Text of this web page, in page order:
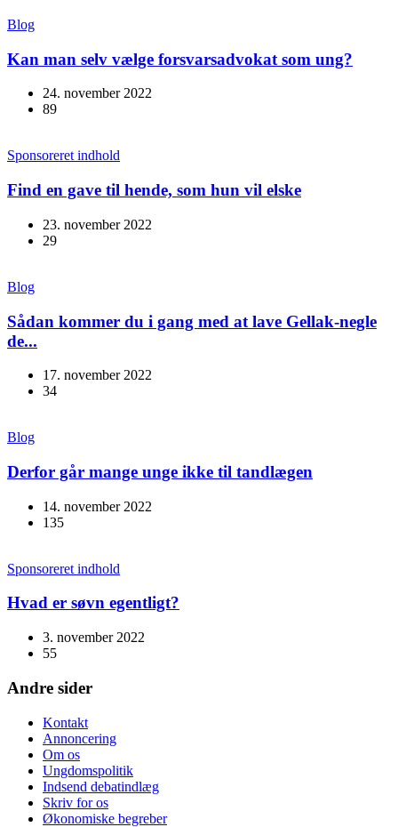
Blog
Kan man selv vælge forsvarsadvokat som ung?
24. november 2022
89
Sponsoreret indhold
Find en gave til hende, som hun vil elske
23. november 2022
29
Blog
Sådan kommer du i gang med at lave Gellak-negle
de...
17. november 2022
34
Blog
Derfor går mange unge ikke til tandlægen
14. november 2022
135
Sponsoreret indhold
Hvad er søvn egentligt?
3. november 2022
55
Andre sider
Kontakt
Annoncering
Om os
Ungdomspolitik
Indsend debatindlæg
Skriv for os
Økonomiske begreber